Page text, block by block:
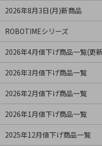
2026年8月3日(月)新商品
ROBOTIMEシリーズ
2026年4月値下げ商品一覧(更
2026年3月値下げ商品一覧
2026年2月値下げ商品一覧
2026年1月値下げ商品一覧
2025年12月値下げ商品一覧